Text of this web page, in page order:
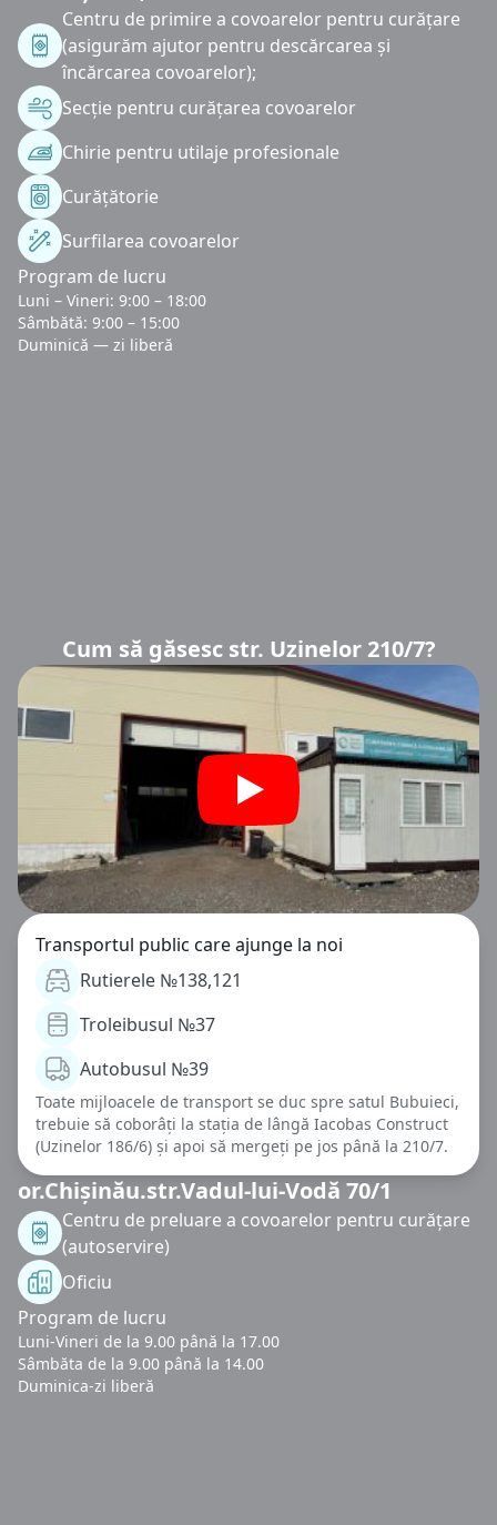
Centru de primire a covoarelor pentru curățare
(asigurăm ajutor pentru descărcarea și
încărcarea covoarelor);
Secție pentru curățarea covoarelor
Chirie pentru utilaje profesionale
Curățătorie
Surfilarea covoarelor
Program de lucru
Luni – Vineri: 9:00 – 18:00
Sâmbătă: 9:00 – 15:00
Duminică — zi liberă
Cum să găsesc str. Uzinelor 210/7?
Transportul public care ajunge la noi
Rutierele №138,121
Troleibusul №37
Autobusul №39
Toate mijloacele de transport se duc spre satul Bubuieci,
trebuie să coborâți la stația de lângă Iacobas Construct
(Uzinelor 186/6) și apoi să mergeți pe jos până la 210/7.
or.Chișinău.str.Vadul-lui-Vodă 70/1
Centru de preluare a covoarelor pentru curățare
(autoservire)
Oficiu
Program de lucru
Luni-Vineri de la 9.00 până la 17.00
Sâmbăta de la 9.00 până la 14.00
Duminica-zi liberă